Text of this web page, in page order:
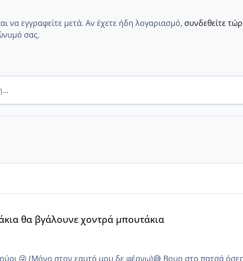
να εγγραφείτε μετά. Αν έχετε ήδη λογαριασμό, συνδεθείτε
σας.
θα βγάλουνε χοντρά μπουτάκια
😜 (Μόνο στον εαυτό μου δε φέρνω)😅 Βουρ στο πατσά όσες